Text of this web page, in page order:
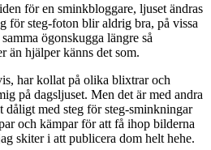
för en sminkbloggare, ljuset ändras
för steg-foton blir aldrig bra, på vissa
ögonskugga längre så
än hjälper känns det som.
har kollat på olika blixtrar och
på dagsljuset. Men det är med andra
dåligt med steg för steg-sminkningar
och kämpar för att få ihop bilderna
skiter i att publicera dom helt hehe.